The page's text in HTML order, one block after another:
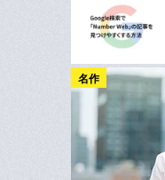
名作